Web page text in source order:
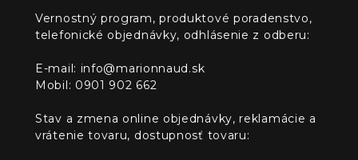
Vernostný program, produktové poradenstvo,
telefonické objednávky, odhlásenie z odberu:
E-mail: info@marionnaud.sk
Mobil: 0901 902 662
Stav a zmena online objednávky, reklamácie a
vrátenie tovaru, dostupnosť tovaru: